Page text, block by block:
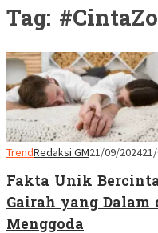
Tag:
TrendRedaksi GM21/09/2024
Fakta Unik
Gairah yang
Menggoda